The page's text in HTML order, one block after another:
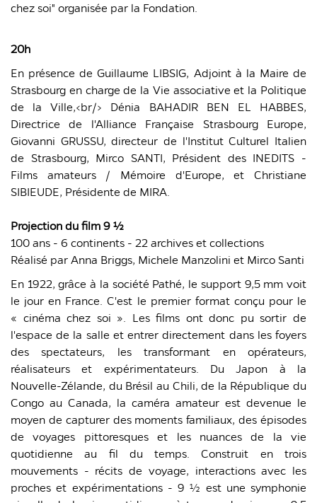
chez soi" organisée par la Fondation.
20h
En présence de Guillaume LIBSIG, Adjoint à la Maire de
Strasbourg en charge de la Vie associative et la Politique
de la Ville,<br/> Dénia BAHADIR BEN EL HABBES,
Directrice de l'Alliance Française Strasbourg Europe,
Giovanni GRUSSU, directeur de l'Institut Culturel Italien
de Strasbourg, Mirco SANTI, Président des INEDITS -
Films amateurs / Mémoire d'Europe, et Christiane
SIBIEUDE, Présidente de MIRA.
Projection du film 9 ½
100 ans - 6 continents - 22 archives et collections
Réalisé par Anna Briggs, Michele Manzolini et Mirco Santi
En 1922, grâce à la société Pathé, le support 9,5 mm voit
le jour en France. C'est le premier format conçu pour le
« cinéma chez soi ». Les films ont donc pu sortir de
l'espace de la salle et entrer directement dans les foyers
des spectateurs, les transformant en opérateurs,
réalisateurs et expérimentateurs. Du Japon à la
Nouvelle-Zélande, du Brésil au Chili, de la République du
Congo au Canada, la caméra amateur est devenue le
moyen de capturer des moments familiaux, des épisodes
de voyages pittoresques et les nuances de la vie
quotidienne au fil du temps. Construit en trois
mouvements - récits de voyage, interactions avec les
proches et expérimentations - 9 ½ est une symphonie